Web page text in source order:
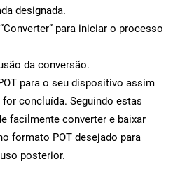
designada.
para iniciar o processo
da conversão.
para o seu dispositivo assim
concluída. Seguindo estas
facilmente converter e baixar
formato POT desejado para
posterior.